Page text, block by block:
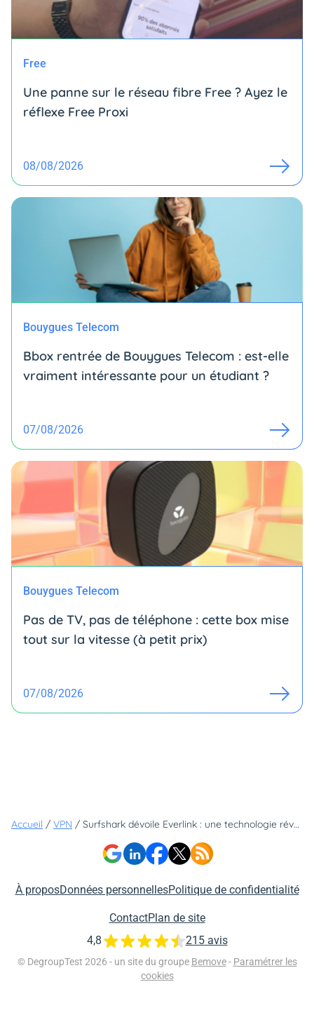
Free
Une panne sur le réseau fibre Free ? Ayez le
réflexe Free Proxi
08/08/2026
Bouygues Telecom
Bbox rentrée de Bouygues Telecom : est-elle
vraiment intéressante pour un étudiant ?
07/08/2026
Bouygues Telecom
Pas de TV, pas de téléphone : cette box mise
tout sur la vitesse (à petit prix)
07/08/2026
Accueil / VPN / Surfshark dévoile Everlink : une technologie révolutionnaire pour des connexions VPN ultra-stables
À proposDonnées personnellesPolitique de confidentialité
ContactPlan de site
© DegroupTest 2026 - un site du groupe Bemove - Paramétrer les
cookies
4,8 215 avis